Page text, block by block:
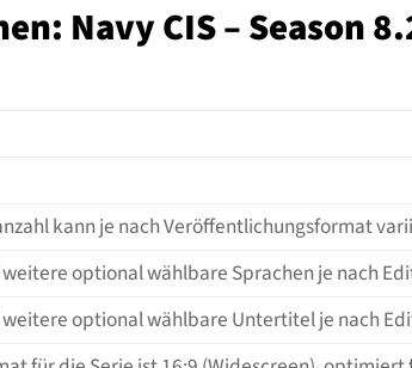
Navy CIS – Season
kann je nach Veröffentlichungsformat
optional wählbare Sprachen je nach
weitere optional wählbare Untertitel je nach